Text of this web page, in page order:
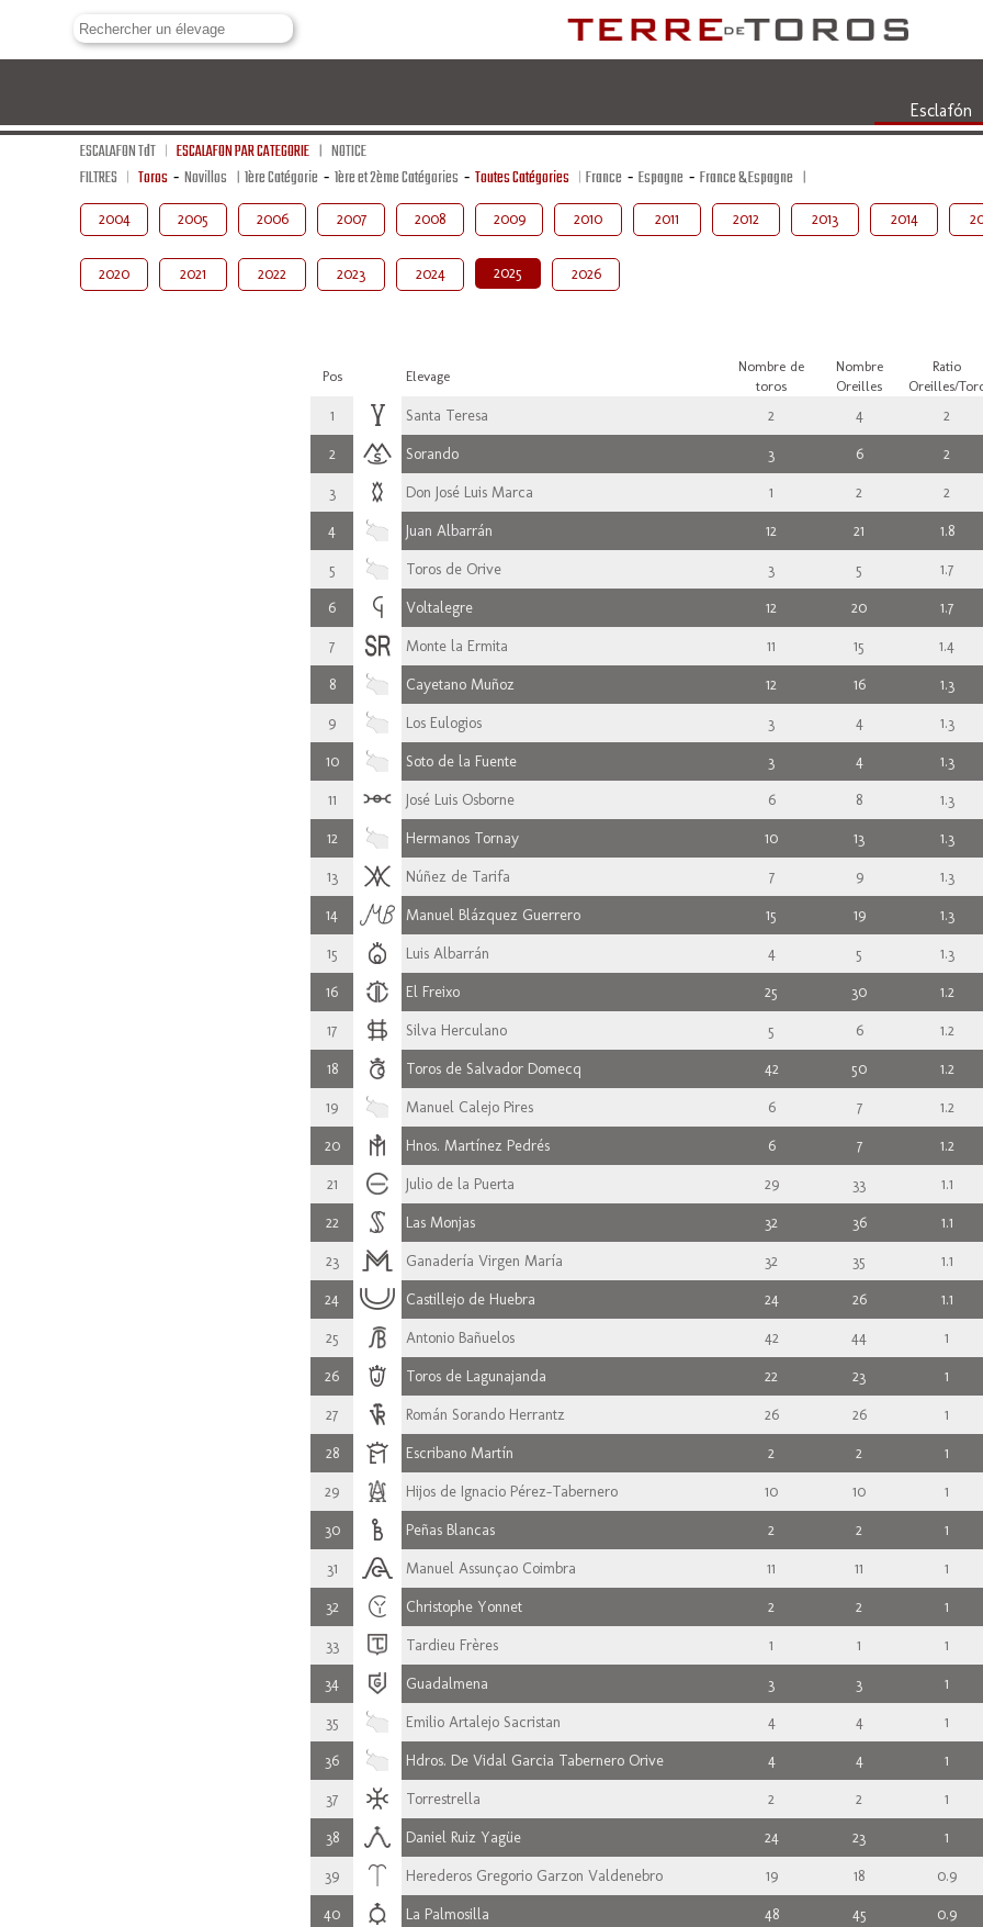
Esclafón
ESCALAFON TdT ESCALAFON PAR CATEGORIE
NOTICE
FILTRES
Toros - Novillos 1ère Catégorie - 1ère et 2ème Catégories - Toutes Catégories France - Espagne - France & Espagne
2004 2005 2006 2007 2008 2009 2010 2011 2012 2013 2014
2020 2021 2022 2023 2024 2025 2026
Pos Elevage
Nombre de
toros
Nombre
Oreilles
Ratio
Oreilles/
1 Santa Teresa 2 4 2
2 Sorando 3 6 2
3 Don José Luis Marca 1 2 2
4 Juan Albarrán 12 21 1.8
5 Toros de Orive 3 5 1.7
6 Voltalegre 12 20 1.7
7 Monte la Ermita 11 15 1.4
8 Cayetano Muñoz 12 16 1.3
9 Los Eulogios 3 4 1.3
10 Soto de la Fuente 3 4 1.3
11 José Luis Osborne 6 8 1.3
12 Hermanos Tornay 10 13 1.3
13 Núñez de Tarifa 7 9 1.3
14 Manuel Blázquez Guerrero 15 19 1.3
15 Luis Albarrán 4 5 1.3
16 El Freixo 25 30 1.2
17 Silva Herculano 5 6 1.2
18 Toros de Salvador Domecq 42 50 1.2
19 Manuel Calejo Pires 6 7 1.2
20 Hnos. Martínez Pedrés 6 7 1.2
21 Julio de la Puerta 29 33 1.1
22 Las Monjas 32 36 1.1
23 Ganadería Virgen María 32 35 1.1
24 Castillejo de Huebra 24 26 1.1
25 Antonio Bañuelos 42 44 1
26 Toros de Lagunajanda 22 23 1
27 Román Sorando Herrantz 26 26 1
28 Escribano Martín 2 2 1
29 Hijos de Ignacio Pérez-Tabernero 10 10 1
30 Peñas Blancas 2 2 1
31 Manuel Assunçao Coimbra 11 11 1
32 Christophe Yonnet 2 2 1
33 Tardieu Frères 1 1 1
34 Guadalmena 3 3 1
35 Emilio Artalejo Sacristan 4 4 1
36 Hdros. De Vidal Garcia Tabernero Orive 4 4 1
37 Torrestrella 2 2 1
38 Daniel Ruiz Yagüe 24 23 1
39 Herederos Gregorio Garzon Valdenebro 19 18 0.9
40 La Palmosilla 48 45 0.9